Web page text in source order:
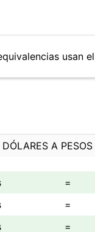
usan
DÓLARES A
=
=
=